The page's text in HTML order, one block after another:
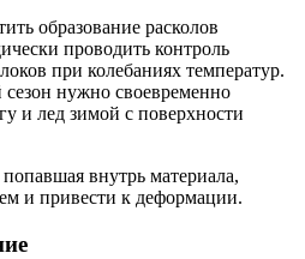
образование расколов
проводить контроль
при колебаниях температур.
нужно своевременно
и лед зимой с поверхности
внутрь материала,
и привести к деформации.